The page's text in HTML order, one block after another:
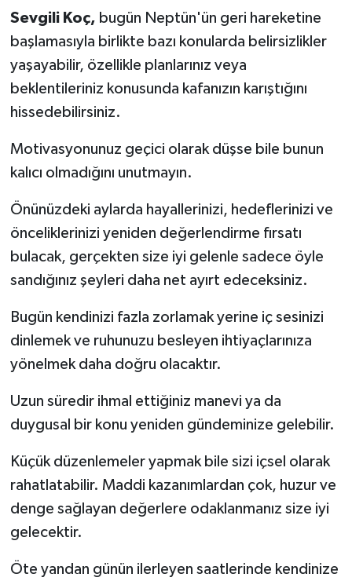
Sevgili Koç, bugün Neptün'ün geri hareketine
başlamasıyla birlikte bazı konularda belirsizlikler
yaşayabilir, özellikle planlarınız veya
beklentileriniz konusunda kafanızın karıştığını
hissedebilirsiniz.
Motivasyonunuz geçici olarak düşse bile bunun
kalıcı olmadığını unutmayın.
Önünüzdeki aylarda hayallerinizi, hedeflerinizi ve
önceliklerinizi yeniden değerlendirme fırsatı
bulacak, gerçekten size iyi gelenle sadece öyle
sandığınız şeyleri daha net ayırt edeceksiniz.
Bugün kendinizi fazla zorlamak yerine iç sesinizi
dinlemek ve ruhunuzu besleyen ihtiyaçlarınıza
yönelmek daha doğru olacaktır.
Uzun süredir ihmal ettiğiniz manevi ya da
duygusal bir konu yeniden gündeminize gelebilir.
Küçük düzenlemeler yapmak bile sizi içsel olarak
rahatlatabilir. Maddi kazanımlardan çok, huzur ve
denge sağlayan değerlere odaklanmanız size iyi
gelecektir.
Öte yandan günün ilerleyen saatlerinde kendinize